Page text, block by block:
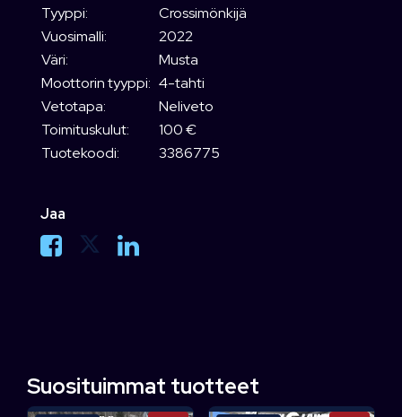
Tyyppi:
Crossimönkijä
Vuosimalli:
2022
Väri:
Musta
Moottorin tyyppi: 4-tahti
Vetotapa:
Neliveto
Toimituskulut:
100 €
Tuotekoodi:
3386775
Jaa
Suosituimmat tuotteet